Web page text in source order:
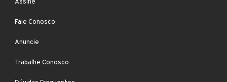
Assine
Fale Conosco
Anuncie
Trabalhe Conosco